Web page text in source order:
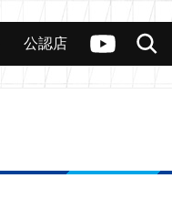
ヴァンガードch
検索
公認店舗 その他
公認店